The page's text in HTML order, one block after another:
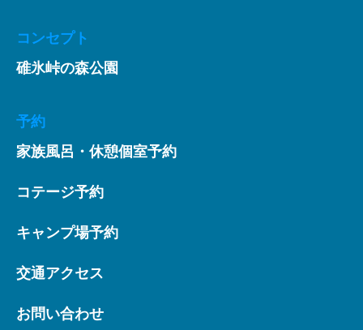
コンセプト
碓氷峠の森公園
予約
家族風呂・休憩個室予約
コテージ予約
キャンプ場予約
交通アクセス
お問い合わせ